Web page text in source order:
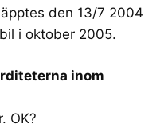
den 13/7 2004
i oktober 2005.
inom
OK?